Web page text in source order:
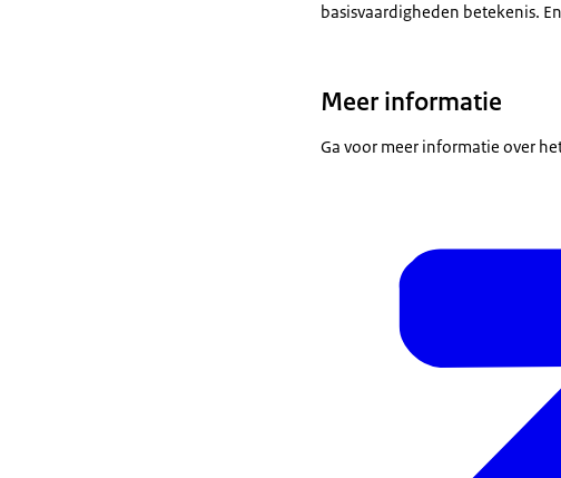
basisvaardigheden betekenis.
Meer informatie
Ga voor meer informatie over